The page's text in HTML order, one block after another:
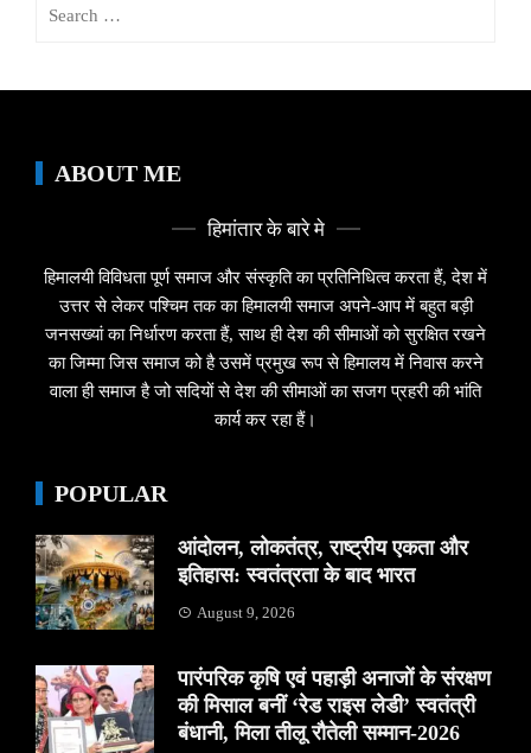
ABOUT ME
हिमांतार के बारे मे
हिमालयी विविधता पूर्ण समाज और संस्कृति का प्रतिनिधित्व करता हैं, देश में
उत्तर से लेकर पश्चिम तक का हिमालयी समाज अपने-आप में बहुत बड़ी
जनसख्यां का निर्धारण करता हैं, साथ ही देश की सीमाओं को सुरक्षित रखने
का जिम्मा जिस समाज को है उसमें प्रमुख रूप से हिमालय में निवास करने
वाला ही समाज है जो सदियों से देश की सीमाओं का सजग प्रहरी की भांति
कार्य कर रहा हैं।
POPULAR
आंदोलन, लोकतंत्र, राष्ट्रीय एकता और
इतिहास: स्वतंत्रता के बाद भारत
August 9, 2026
पारंपरिक कृषि एवं पहाड़ी अनाजों के संरक्षण
की मिसाल बनीं ‘रेड राइस लेडी’ स्वतंत्री
बंधानी, मिला तीलू रौतेली सम्मान-2026